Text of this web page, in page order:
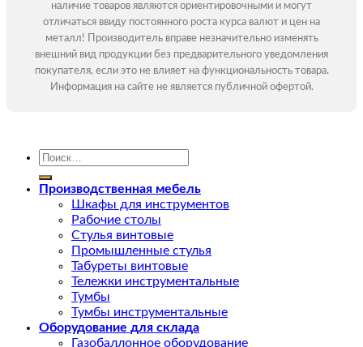
наличие товаров являются ориентировочными и могут
отличаться ввиду постоянного роста курса валют и цен на
металл! Производитель вправе незначительно изменять
внешний вид продукции без предварительного уведомления
покупателя, если это не влияет на функциональность товара.
Информация на сайте не является публичной офертой.
Искать:
Производственная мебель
Шкафы для инструментов
Рабочие столы
Стулья винтовые
Промышленные стулья
Табуреты винтовые
Тележки инструментальные
Тумбы
Тумбы инструментальные
Оборудование для склада
Газобаллонное оборудование